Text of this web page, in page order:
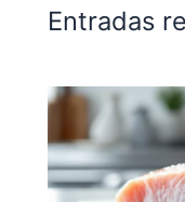
Entradas